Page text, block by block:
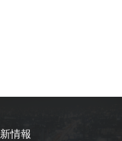
情報